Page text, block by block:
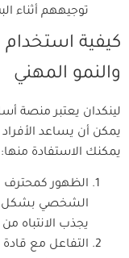
توجيههم أثناء
كيفية استخدام
والنمو المهني
لينكدان يعتبر منصة
يمكن أن يساعد
يمكنك الاستفادة منها:
الظهور
الشخصي بشكل
يجذب الانتباه
التفاعل مع